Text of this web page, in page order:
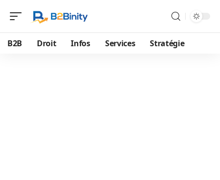
B2B Droit Infos Services Stratégie